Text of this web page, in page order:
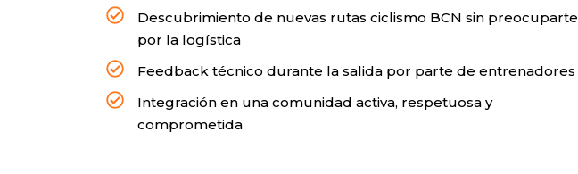
Descubrimiento de nuevas rutas ciclismo BCN sin preocuparte
por la logística
Feedback técnico durante la salida por parte de entrenadores
Integración en una comunidad activa, respetuosa y
comprometida